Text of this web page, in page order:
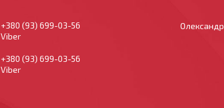
+380 (93) 699-03-56
Viber
+380 (93) 699-03-56
Viber
Олександр